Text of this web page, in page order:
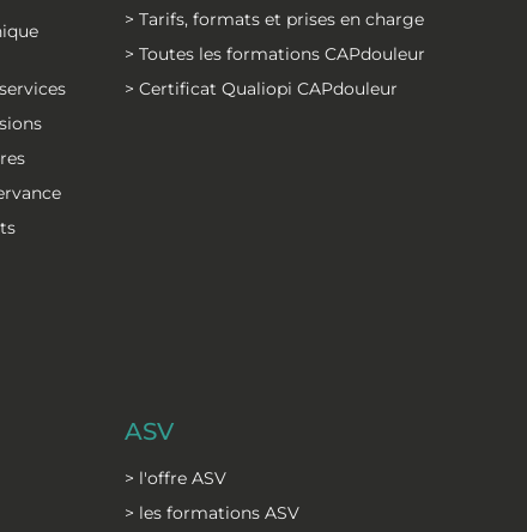
> Tarifs, formats et prises en charge
> Toutes les formations CAPdouleur
> Certificat Qualiopi CAPdouleur
ASV
> l'offre ASV
> les formations ASV